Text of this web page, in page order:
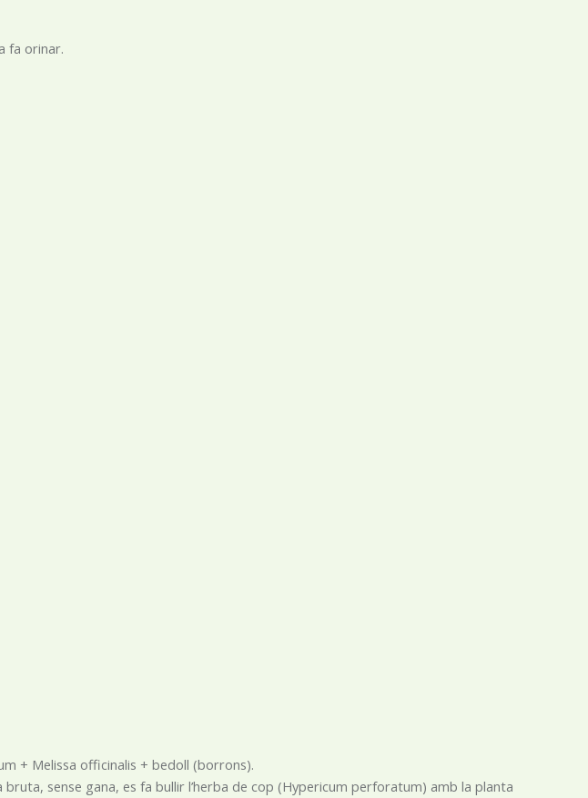
fa orinar.
+ Melissa officinalis + bedoll (borrons).
sense gana, es fa bullir l’herba de cop (Hypericum perforatum) amb la planta